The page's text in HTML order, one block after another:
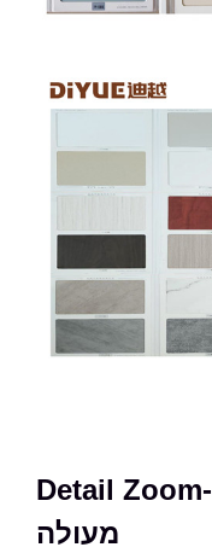
Detail Zoom- אביזרים באיכות
מעולה